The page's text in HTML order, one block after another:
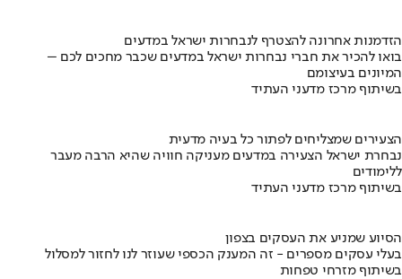
הזדמנות אחרונה להצטרף לנבחרות ישראל במדעים
בואו להכיר את חברי נבחרות ישראל במדעים שכבר מחכים לכם –
המיונים בעיצומם
בשיתוף מרכז מדעני העתיד
הצעירים שמצליחים לפתור כל בעיה מדעית
נבחרת ישראל הצעירה במדעים מעניקה חוויה שהיא הרבה מעבר
ללימודים
בשיתוף מרכז מדעני העתיד
הסיוע שמניע את העסקים בצפון
בעלי עסקים מספרים - זה המענק הכספי שעוזר לנו לחזור למסלול
בשיתוף מזרחי טפחות